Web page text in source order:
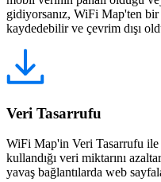
gidiyorsanız, WiFi Map'ten
kaydedebilir ve çevrim dışı
Veri Tasarrufu
WiFi Map'in Veri Tasarrufu ile
kullandığı veri miktarını
yavaş bağlantılarda web